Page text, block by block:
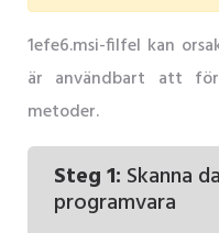
1efe6.msi-filfel kan
är användbart att
metoder.
Steg 1: Skanna
programvara